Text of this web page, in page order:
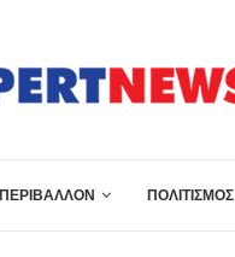
ΠΕΡΙΒΑΛΛΟΝ ΠΟΛΙΤΙΣΜΟΣ